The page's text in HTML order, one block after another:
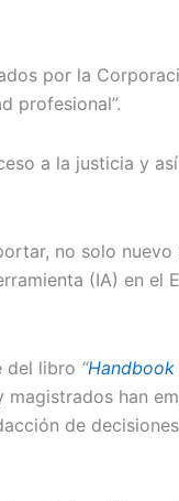
por la
profesional”.
a la justicia y
no solo
(IA) en el
del libro “
magistrados han
de